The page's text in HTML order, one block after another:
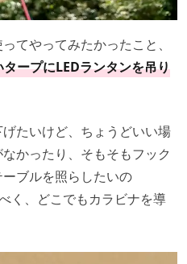
てやってみたかったこと、
ープにLEDランタンを吊り
たいけど、ちょうどいい場
かったり、そもそもフック
ブルを照らしたいの
く、どこでもカラビナを導